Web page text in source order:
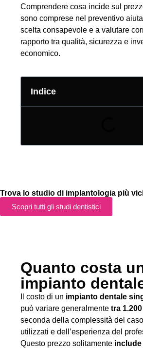
Comprendere cosa incide sul
sono comprese nel preventivo
scelta consapevole e a valutare
rapporto tra qualità, sicurezza e
economico.
Indice
Trova lo studio di implantologia più
Scopri tutti gli studi dentistici
Quanto costa
impianto
Il costo di un impianto dentale
può variare generalmente tra
seconda della complessità del
utilizzati e dell’esperienza del
Questo prezzo solitamente include